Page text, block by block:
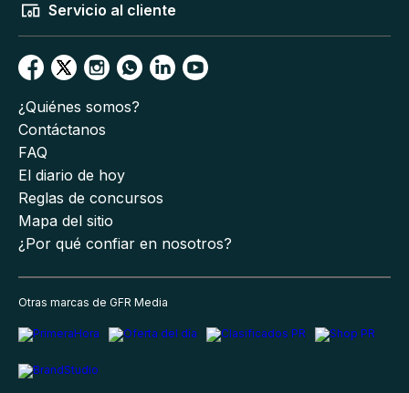
Servicio al cliente
¿Quiénes somos?
Contáctanos
FAQ
El diario de hoy
Reglas de concursos
Mapa del sitio
¿Por qué confiar en nosotros?
Otras marcas de GFR Media